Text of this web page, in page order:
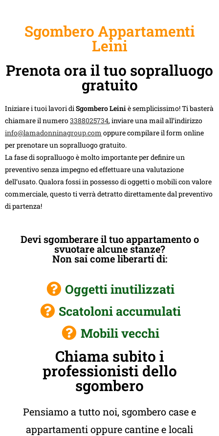
Sgombero Appartamenti
Leini
Prenota ora il tuo sopralluogo
gratuito
Iniziare i tuoi lavori di Sgombero Leini è semplicissimo! Ti basterà
chiamare il numero3388025734, inviare una mail all’indirizzo
info@lamadonninagroup.com oppure compilare il form online
per prenotare un sopralluogo gratuito.
La fase di sopralluogo è molto importante per definire un
preventivo senza impegno ed effettuare una valutazione
dell’usato. Qualora fossi in possesso di oggetti o mobili con valore
commerciale, questo ti verrà detratto direttamente dal preventivo
di partenza!
Devi sgomberare il tuo appartamento o
svuotare alcune stanze?
Non sai come liberarti di:
Oggetti inutilizzati
Scatoloni accumulati
Mobili vecchi
Chiama subito i
professionisti dello
sgombero
Pensiamo a tutto noi, sgombero case e
appartamenti oppure cantine e locali